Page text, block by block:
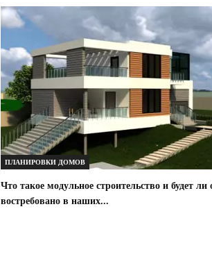
ПЛАНИРОВКИ ДОМОВ
Что такое модульное строительство и будет ли
востребовано в наших...